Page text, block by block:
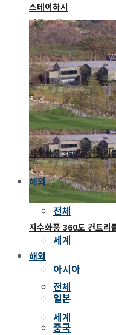
명륜 소굴
스테이하시
지수화풍 360도 컨트리
해외
전체
세계
스테이하시
지수화풍 360도 컨트리
해외
전체
세계
아시아
일본
중국